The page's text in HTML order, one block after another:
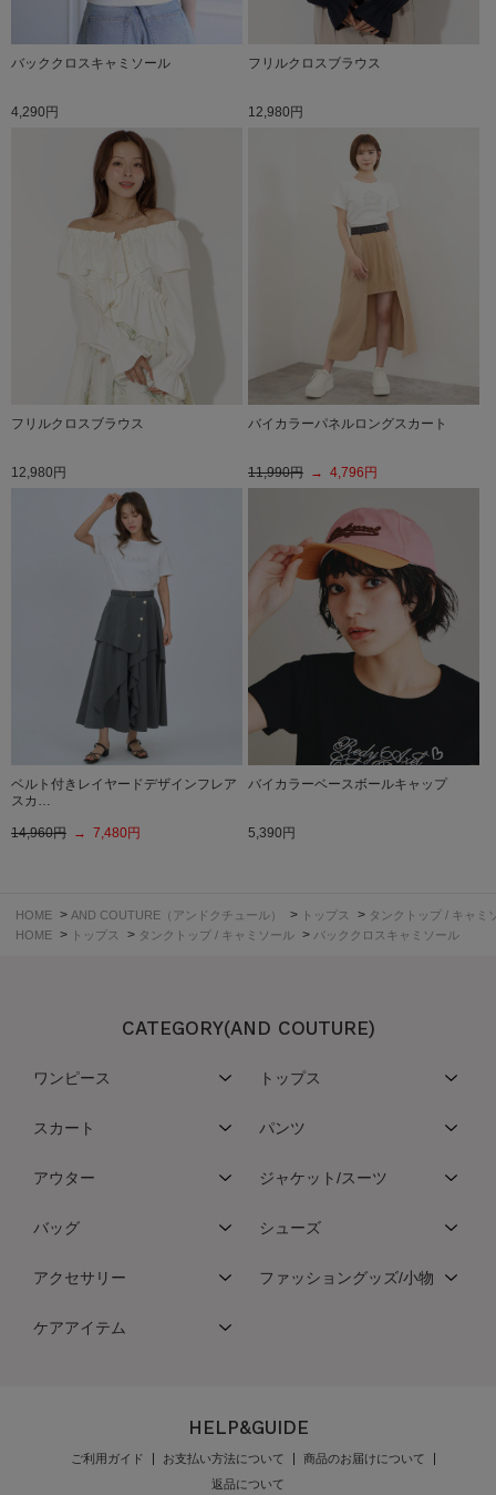
バッククロスキャミソール
4,290円
フリルクロスブラウス
12,980円
フリルクロスブラウス
12,980円
バイカラーパネルロングスカート
11,990円 → 4,796円
ベルト付きレイヤードデザインフレア
スカ…
14,960円 → 7,480円
バイカラーベースボールキャップ
5,390円
HOME > AND COUTURE（アンドクチュール） > トップス > タンクトップ / キャミ
HOME > トップス > タンクトップ / キャミソール > バッククロスキャミソール
CATEGORY(AND COUTURE)
ワンピース トップス
スカート パンツ
アウター ジャケット/スーツ
バッグ シューズ
アクセサリー ファッショングッズ/小物
ケアアイテム
HELP&GUIDE
ご利用ガイド お支払い方法について
商品のお届けについて
返品について